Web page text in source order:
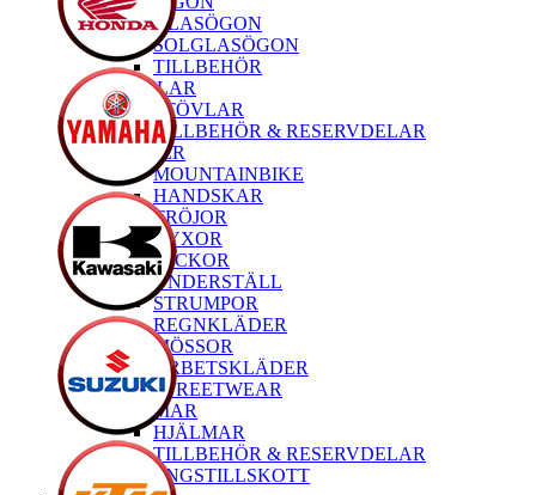
GLASÖGON
SOLGLASÖGON
TILLBEHÖR
STÖVLAR
STÖVLAR
TILLBEHÖR & RESERVDELAR
KLÄDER
MOUNTAINBIKE
HANDSKAR
TRÖJOR
BYXOR
JACKOR
UNDERSTÄLL
STRUMPOR
REGNKLÄDER
MÖSSOR
ARBETSKLÄDER
STREETWEAR
HJÄLMAR
HJÄLMAR
TILLBEHÖR & RESERVDELAR
TRÄNINGSTILLSKOTT